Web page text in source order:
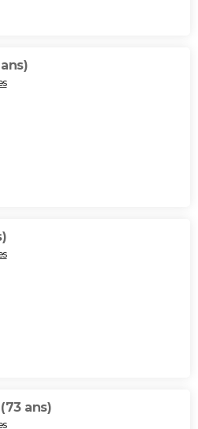
(73 ans)